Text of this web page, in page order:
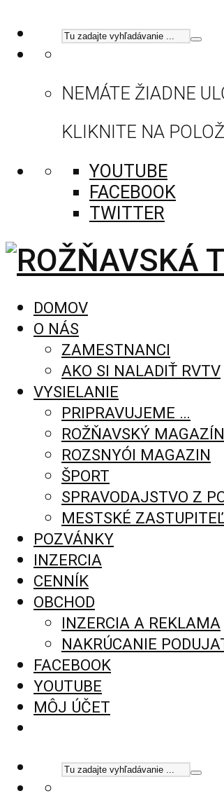
NEMÁTE ŽIADNE
KLIKNITE NA
YOUTUBE
FACEBOOK
TWITTER
DOMOV
O NÁS
ZAMESTNANCI
AKO SI NALADIŤ RVTV
VYSIELANIE
PRIPRAVUJEME …
ROŽŇAVSKÝ MAGAZÍN
ROZSNYÓI MAGAZIN
ŠPORT
SPRAVODAJSTVO Z
MESTSKÉ
POZVÁNKY
INZERCIA
CENNÍK
OBCHOD
INZERCIA A REKLAMA
NAKRÚCANIE
FACEBOOK
YOUTUBE
MÔJ ÚČET